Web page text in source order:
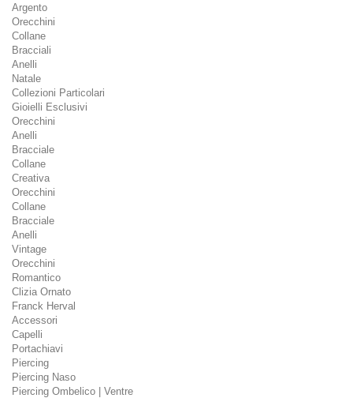
Argento
Orecchini
Collane
Bracciali
Anelli
Natale
Collezioni Particolari
Gioielli Esclusivi
Orecchini
Anelli
Bracciale
Collane
Creativa
Orecchini
Collane
Bracciale
Anelli
Vintage
Orecchini
Romantico
Clizia Ornato
Franck Herval
Accessori
Capelli
Portachiavi
Piercing
Piercing Naso
Piercing Ombelico | Ventre